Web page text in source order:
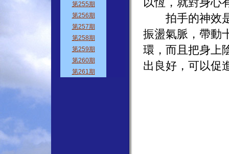
拍手的神效是
振盪氣脈，帶動
環，而且把身上
出良好，可以促